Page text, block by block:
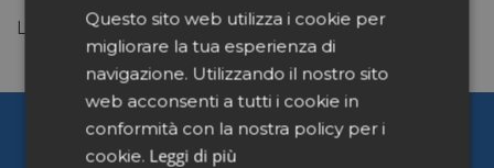
Lay out catena svedese vardapoteket
Pharmacy Scanner
Questo sito web utilizza i cookie per
migliorare la tua esperienza di
navigazione. Utilizzando il nostro sito
web acconsenti a tutti i cookie in
conformità con la nostra policy per i
cookie. Leggi di più